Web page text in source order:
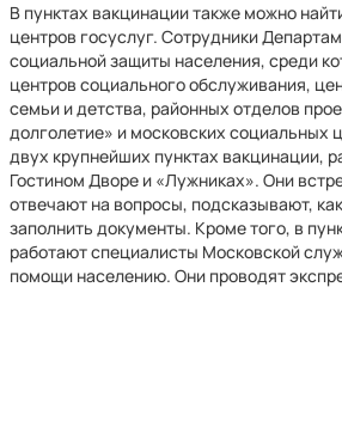
В пунктах вакцинации также можно
центров госуслуг. Сотрудники
социальной защиты населения, среди
центров социального обслуживания,
семьи и детства, районных отделов
долголетие» и московских социальных
двух крупнейших пунктах вакцинации,
Гостином Дворе и «Лужниках». Они
отвечают на вопросы, подсказывают,
заполнить документы. Кроме того, в
работают специалисты Московской
помощи населению. Они проводят